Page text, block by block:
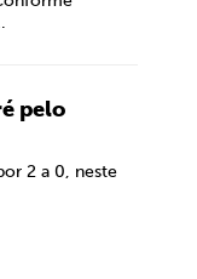
pelo
2 a 0, neste